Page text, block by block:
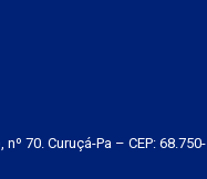
70. Curuçá-Pa – CEP: 68.750-